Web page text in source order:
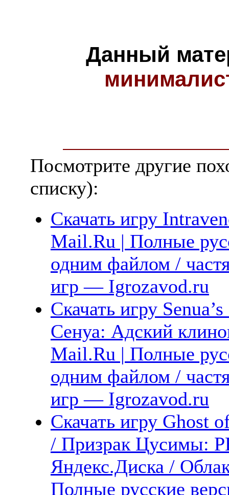
Данный
Посмотрите другие
списку):
Скачать игру
Mail.Ru | Полные
одним файлом /
игр — Igrozavod.ru
Скачать игру
Сенуа: Адский
Mail.Ru | Полные
одним файлом /
игр — Igrozavod.ru
Скачать игру Ghost
/ Призрак
Яндекс.Диска /
Полные русские